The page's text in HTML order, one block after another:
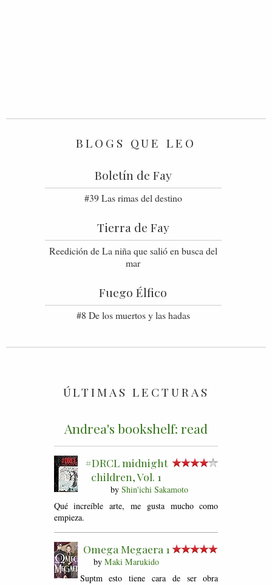
BLOGS QUE LEO
Boletín de Fay
#39 Las rimas del destino
Tierra de Fay
Reedición de La niña que salió en busca del
mar
Fuego Élfico
#8 De los muertos y las hadas
ÚLTIMAS LECTURAS
Andrea's bookshelf: read
#DRCL midnight
children, Vol. 1
by Shin'ichi Sakamoto
Qué increíble arte, me gusta mucho como
empieza.
Omega Megaera 1
by Maki Marukido
Suptm esto tiene cara de ser obra